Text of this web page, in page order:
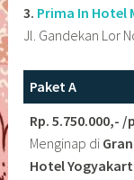
3. Prima In Hotel
Jl. Gandekan Lor
Paket A
Rp. 5.750.000,-
Menginap di
Hotel